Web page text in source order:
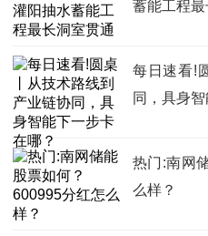
蓄能工程
每日速看!
同，具身
热门:南网
么样？